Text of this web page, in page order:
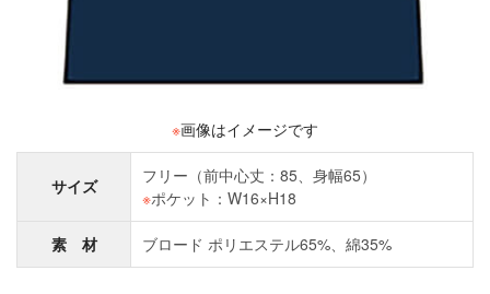
※画像はイメージです
サイズ
フリー（前中心丈：85、身幅65）
※ポケット：W16×H18
素 材 ブロード ポリエステル65%、綿35%